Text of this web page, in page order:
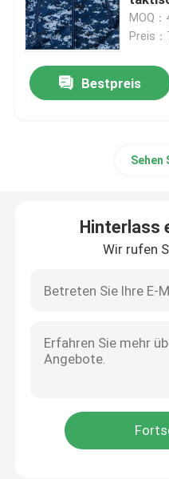
Taktischer
Militärische ballistische
Taktischer Gang im
Kampf-taktische
Kampf-taktische
Taktische militärische
MOQ
Preis
Bestpreis
Sehen
Hinterlass
Wir rufen